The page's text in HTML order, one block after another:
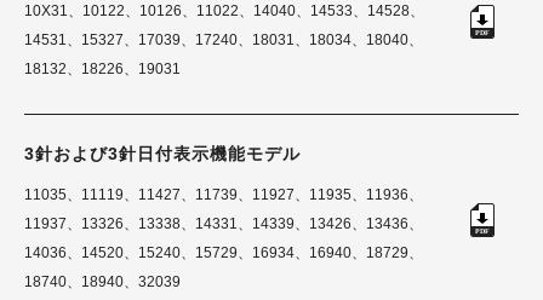
10X31、10122、10126、11022、14040、14533、14528、
14531、15327、17039、17240、18031、18034、18040、
18132、18226、19031
3針および3針日付表示機能モデル
11035、11119、11427、11739、11927、11935、11936、
11937、13326、13338、14331、14339、13426、13436、
14036、14520、15240、15729、16934、16940、18729、
18740、18940、32039